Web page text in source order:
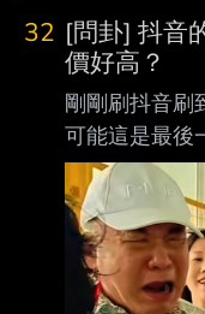
知名狗仔卓偉
一位劉姓女子
司，且發展男
子，消息一出
謠言越演越烈
傳言。 大陸
天王有私生子
公司 」以及
32 [問卦] 抖音
價好高？
剛剛刷抖音刷
可能這是最後
https://
有員工都不捨
https://
https://
https://